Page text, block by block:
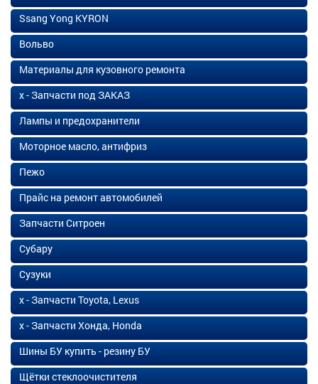
Ssang Yong KYRON
Вольво
Материалы для кузовного ремонта
х - Запчасти под ЗАКАЗ
Лампы и предохранители
Моторное масло, антифриз
Пежо
Прайс на ремонт автомобилей
Запчасти Ситроен
Субару
Сузуки
х - Запчасти Toyota, Lexus
х - Запчасти Хонда, Honda
Шины БУ купить - резину БУ
Щётки стеклоочистителя